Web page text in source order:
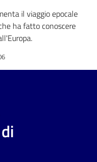
il viaggio epocale
ha fatto conoscere